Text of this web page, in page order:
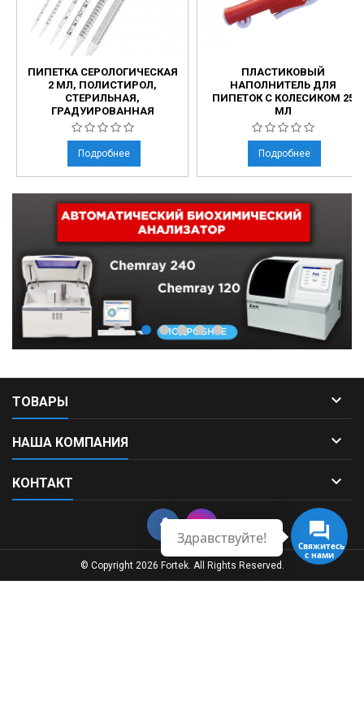
ПИПЕТКА СЕРОЛОГИЧЕСКАЯ
2 МЛ, ПОЛИСТИРОЛ,
СТЕРИЛЬНАЯ,
ГРАДУИРОВАННАЯ
Подробнее
ПЛАСТИКОВЫЙ
НАПОЛНИТЕЛЬ ДЛЯ
ПИПЕТОК С КОЛЕСИКОМ 25
МЛ
Подробнее
ТОВАРЫ 
НАША КОМПАНИЯ 
КОНТАКТ 
Свяжитесь
с нами
Здравствуйте!
© Copyright 2026 Fortek. All Rights Reserved.